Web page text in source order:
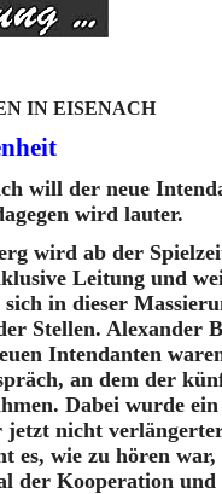
IN EISENACH
will der neue
wird lauter.
wird ab der
Leitung und
sich in dieser
Stellen. Alexander
Intendanten
an dem der
Dabei wurde
jetzt nicht
es, wie zu hören
der Kooperation